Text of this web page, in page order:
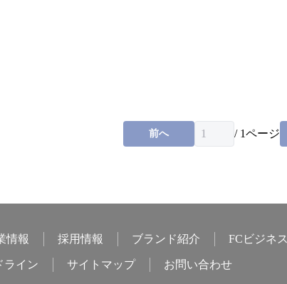
前へ / 1ページ
情報 採用情報 ブランド紹介 FCビジネス
ライン サイトマップ お問い合わせ